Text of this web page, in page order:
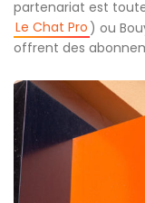
partenariat est
Le Chat Pro ) ou
offrent des